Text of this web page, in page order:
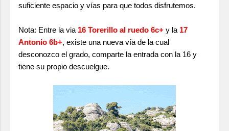
suficiente espacio y vías para que todos disfrutemos.
Nota: Entre la via 16 Torerillo al ruedo 6c+ y la 17
Antonio 6b+, existe una nueva vía de la cual
desconozco el grado, comparte la entrada con la 16 y
tiene su propio descuelgue.